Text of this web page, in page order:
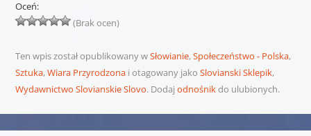
Oceń:
(Brak ocen)
Ten wpis został opublikowany wSłowianie,Społeczeństwo - Polska,
Sztuka,Wiara Przyrodzonai otagowany jako Slovianski Sklepik,
Wydawnictwo Slovianskie Slovo. Dodaj odnośnikdo ulubionych.